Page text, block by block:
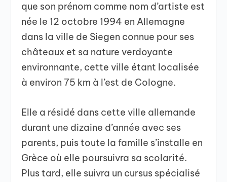
que son prénom comme nom d’artiste est
née le 12 octobre 1994 en Allemagne
dans la ville de Siegen connue pour ses
châteaux et sa nature verdoyante
environnante, cette ville étant localisée
à environ 75 km à l’est de Cologne.
Elle a résidé dans cette ville allemande
durant une dizaine d’année avec ses
parents, puis toute la famille s’installe en
Grèce où elle poursuivra sa scolarité.
Plus tard, elle suivra un cursus spécialisé